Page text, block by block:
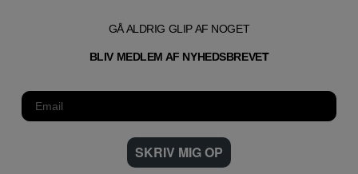
GÅ ALDRIG GLIP AF NOGET
BLIV MEDLEM AF NYHEDSBREVET
SKRIV MIG OP